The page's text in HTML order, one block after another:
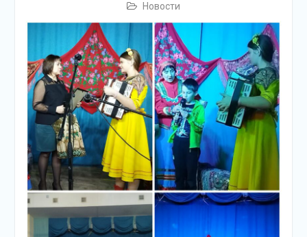
Новости